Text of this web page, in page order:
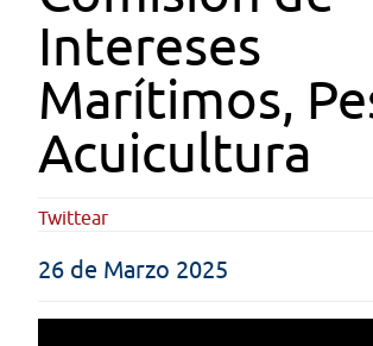
Intereses
Marítimos,
Acuicultura
Twittear
26 de Marzo 2025